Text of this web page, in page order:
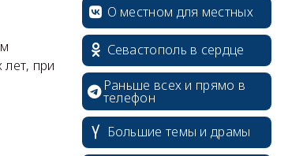
при
О местном для местных
Севастополь в сердце
Раньше всех и прямо в
телефон
Большие темы и драмы